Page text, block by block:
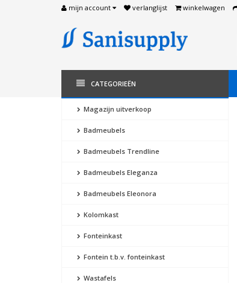
mijn account verlanglijst winkelwagen
CATEGORIEËN
Magazijn uitverkoop
Badmeubels
Badmeubels Trendline
Badmeubels Eleganza
Badmeubels Eleonora
Kolomkast
Fonteinkast
Fontein t.b.v. fonteinkast
Wastafels